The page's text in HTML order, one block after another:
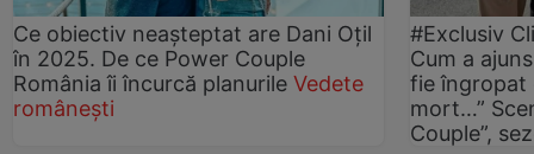
Ce obiectiv neașteptat are Dani Oțil
în 2025. De ce Power Couple
România îi încurcă planurile Vedete
românești
#Exclusiv
Cum a
fie îngropat
mort…”
Couple”,